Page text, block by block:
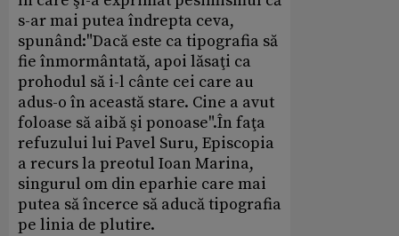
s-ar mai putea îndrepta ceva,
spunând:"Dacă este ca tipografia să
fie înmormântată, apoi lăsaţi ca
prohodul să i-l cânte cei care au
adus-o în această stare. Cine a avut
foloase să aibă şi ponoase".În faţa
refuzului lui Pavel Suru, Episcopia
a recurs la preotul Ioan Marina,
singurul om din eparhie care mai
putea să încerce să aducă tipografia
pe linia de plutire.